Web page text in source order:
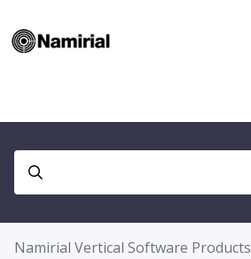
Namirial Vertical Software Products